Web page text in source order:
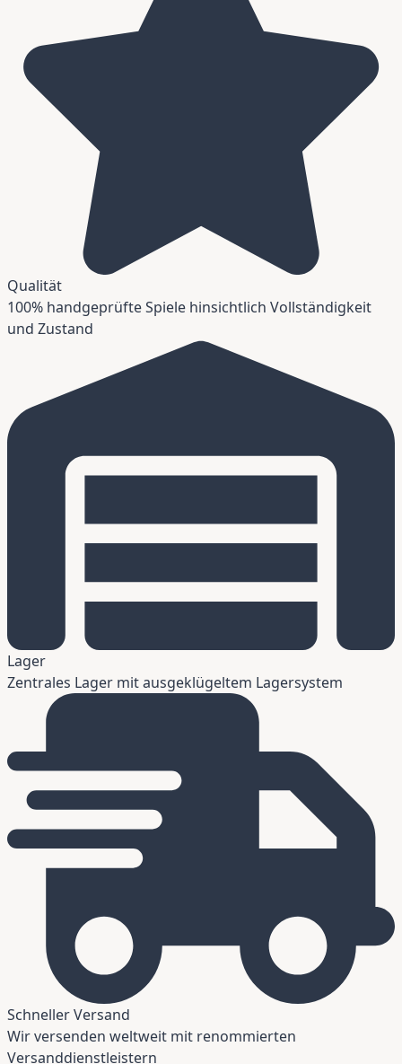
Qualität
100% handgeprüfte Spiele hinsichtlich Vollständigkeit
und Zustand
Lager
Zentrales Lager mit ausgeklügeltem Lagersystem
Schneller Versand
Wir versenden weltweit mit renommierten
Versanddienstleistern